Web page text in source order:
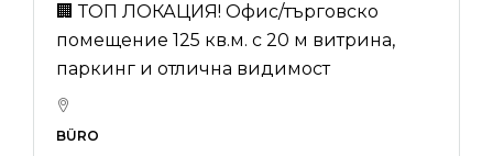
🏢 ТОП ЛОКАЦИЯ! Офис/търговско
помещение 125 кв.м. с 20 м витрина,
паркинг и отлична видимост
BÜRO